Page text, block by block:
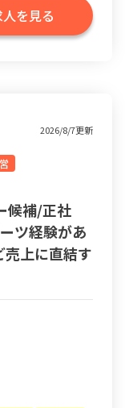
を見る
2026/8/7更新
候補/正社
ツ経験があ
上に直結す